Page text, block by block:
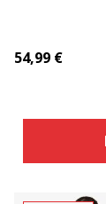
54,99 €